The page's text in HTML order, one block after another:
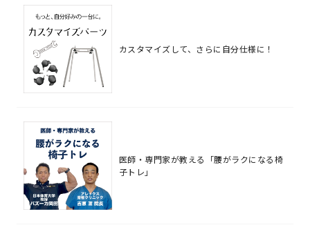
カスタマイズして、さらに自分仕様に！
医師・専門家が教える「腰がラクになる椅
子トレ」